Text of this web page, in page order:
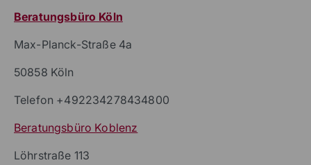
Beratungsbüro Köln
Max-Planck-Straße 4a
50858 Köln
Telefon +492234278434800
Beratungsbüro Koblenz
Löhrstraße 113